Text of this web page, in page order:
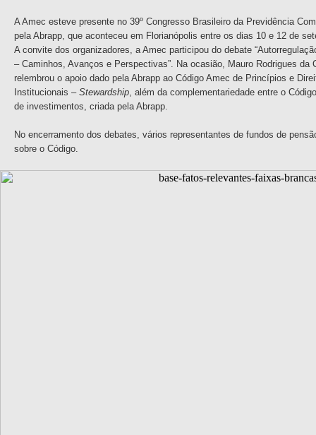
A Amec esteve presente no 39º Congresso Brasileiro da Previdência
pela Abrapp, que aconteceu em Florianópolis entre os dias 10 e 12 de
A convite dos organizadores, a Amec participou do debate
– Caminhos, Avanços e Perspectivas”. Na ocasião, Mauro Rodrigues da
relembrou o apoio dado pela Abrapp ao Código Amec de Princípios e
Institucionais – Stewardship, além da complementariedade entre o
de investimentos, criada pela Abrapp.
No encerramento dos debates, vários representantes de fundos de
sobre o Código.